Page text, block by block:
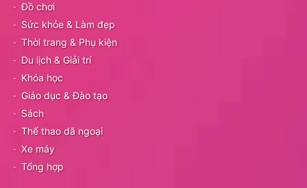
Đồ chơi
Sức khỏe & Làm đẹp
Thời trang & Phụ kiện
Du lịch & Giải trí
Khóa học
Giáo dục & Đào tạo
Sách
Thể thao dã ngoại
Xe máy
Tổng hợp